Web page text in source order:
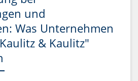
und
Was Unternehmen
& Kaulitz"